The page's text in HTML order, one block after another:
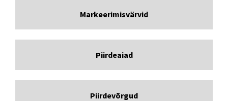
Markeerimisvärvid
Piirdeaiad
Piirdevõrgud